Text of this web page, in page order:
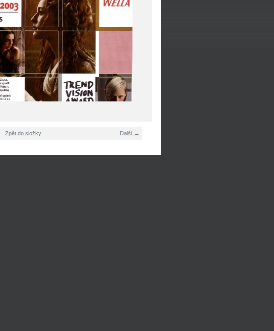
Další →
Zpět do složky